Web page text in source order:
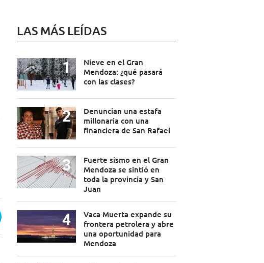
LAS MÁS LEÍDAS
Nieve en el Gran
Mendoza: ¿qué pasará
con las clases?
Denuncian una estafa
millonaria con una
financiera de San Rafael
Fuerte sismo en el Gran
Mendoza se sintió en
toda la provincia y San
Juan
Vaca Muerta expande su
frontera petrolera y abre
una oportunidad para
Mendoza